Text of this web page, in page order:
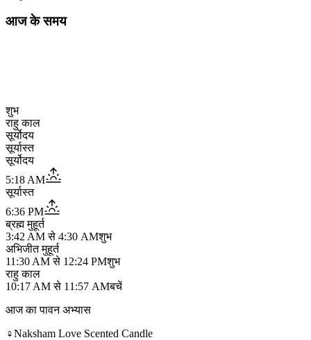
आज के समय
शुभ
राहु काल
सूर्योदय
सूर्यास्त
सूर्योदय
5:18 AM
सूर्यास्त
6:36 PM
ब्रह्म मुहूर्त
3:42 AM से 4:30 AMशुभ
अभिजीत मुहूर्त
11:30 AM से 12:24 PMशुभ
राहु काल
10:17 AM से 11:57 AMबचें
आज का पावन अभ्यास
♀Naksham Love Scented Candle